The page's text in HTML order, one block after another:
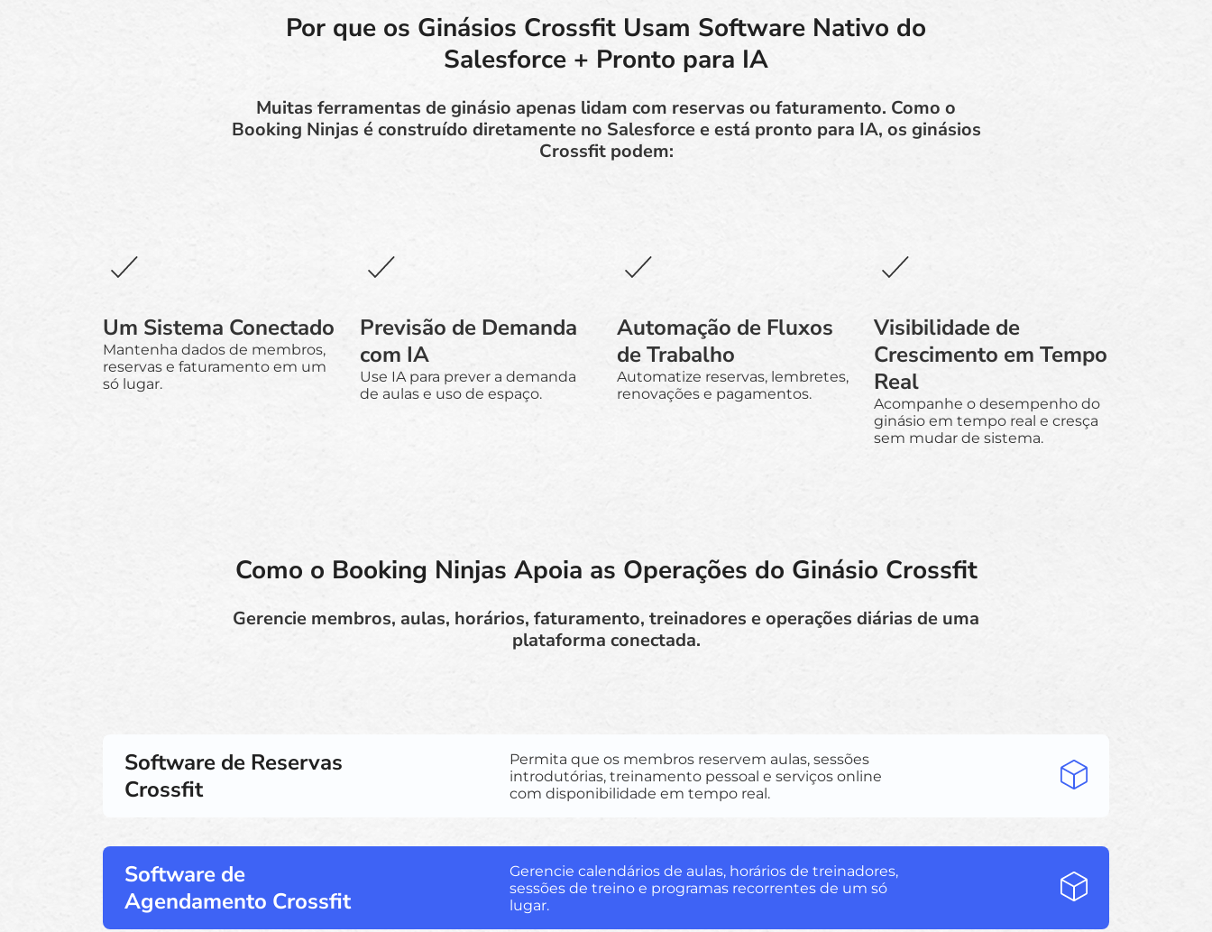
Por que os Ginásios Crossfit Usam Software Nativo do
Salesforce + Pronto para IA
Muitas ferramentas de ginásio apenas lidam com reservas ou faturamento. Como o
Booking Ninjas é construído diretamente no Salesforce e está pronto para IA, os ginásios
Crossfit podem:
Um Sistema Conectado
Mantenha dados de membros,
reservas e faturamento em um
só lugar.
Previsão de Demanda
com IA
Use IA para prever a demanda
de aulas e uso de espaço.
Automação de Fluxos
de Trabalho
Automatize reservas, lembretes,
renovações e pagamentos.
Visibilidade de
Crescimento em Tempo
Real
Acompanhe o desempenho do
ginásio em tempo real e cresça
sem mudar de sistema.
Como o Booking Ninjas Apoia as Operações do Ginásio Crossfit
Gerencie membros, aulas, horários, faturamento, treinadores e operações diárias de uma
plataforma conectada.
Software de Reservas
Crossfit
Permita que os membros reservem aulas, sessões
introdutórias, treinamento pessoal e serviços online
com disponibilidade em tempo real.
Software de
Agendamento Crossfit
Gerencie calendários de aulas, horários de treinadores,
sessões de treino e programas recorrentes de um só
lugar.